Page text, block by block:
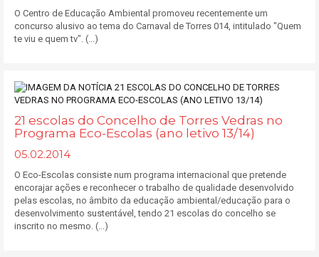
O Centro de Educação Ambiental promoveu recentemente um
concurso alusivo ao tema do Carnaval de Torres 014, intitulado "Quem
te viu e quem tv". (...)
21 escolas do Concelho de Torres Vedras no
Programa Eco-Escolas (ano letivo 13/14)
05.02.2014
O Eco-Escolas consiste num programa internacional que pretende
encorajar ações e reconhecer o trabalho de qualidade desenvolvido
pelas escolas, no âmbito da educação ambiental/educação para o
desenvolvimento sustentável, tendo 21 escolas do concelho se
inscrito no mesmo. (...)